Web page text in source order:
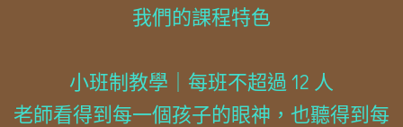
我們的課程特色
小班制教學｜每班不超過 12 人
老師看得到每一個孩子的眼神，也聽得到每